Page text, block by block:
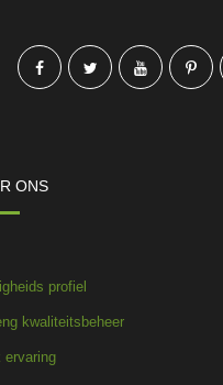
ONS
profiel
kwaliteitsbeheer
ervaring